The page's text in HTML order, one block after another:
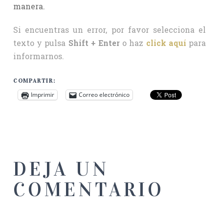
manera.
Si encuentras un error, por favor selecciona el
texto y pulsa Shift + Enter o haz click aquí para
informarnos.
COMPARTIR:
Imprimir Correo electrónico
DEJA UN
COMENTARIO